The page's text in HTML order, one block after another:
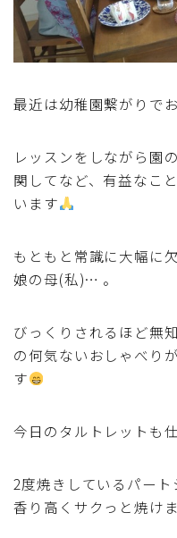
芋類(じゃが芋・さつま
洋菓子 (冷菓)
和菓子
マクロビスイーツ・自
パン・パンケーキ・スコ
麺料理(パスタ・うどん・
最近は幼稚園繋がりで
レッスンをしながら園
関してなど、有益なこ
います
もともと常識に大幅に
娘の母(私)… 。
びっくりされるほど無
の何気ないおしゃべり
す
今日のタルトレットも
2度焼きしているパート
香り高くサクっと焼け